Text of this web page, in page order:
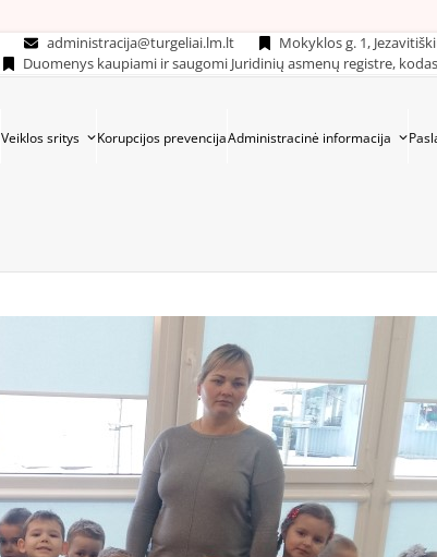
administracija@turgeliai.lm.lt
Mokyklos g. 1,
Duomenys kaupiami ir saugomi Juridinių asmenų registre,
Veiklos sritys Korupcijos prevencijaAdministracinė informacija